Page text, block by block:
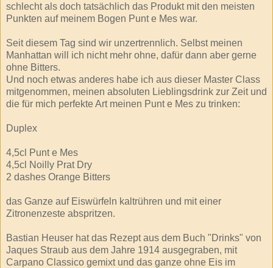
schlecht als doch tatsächlich das Produkt mit den meisten
Punkten auf meinem Bogen Punt e Mes war.
Seit diesem Tag sind wir unzertrennlich. Selbst meinen
Manhattan will ich nicht mehr ohne, dafür dann aber gerne
ohne Bitters.
Und noch etwas anderes habe ich aus dieser Master Class
mitgenommen, meinen absoluten Lieblingsdrink zur Zeit und
die für mich perfekte Art meinen Punt e Mes zu trinken:
Duplex
4,5cl Punt e Mes
4,5cl Noilly Prat Dry
2 dashes Orange Bitters
das Ganze auf Eiswürfeln kaltrühren und mit einer
Zitronenzeste abspritzen.
Bastian Heuser hat das Rezept aus dem Buch "Drinks" von
Jaques Straub aus dem Jahre 1914 ausgegraben, mit
Carpano Classico gemixt und das ganze ohne Eis im